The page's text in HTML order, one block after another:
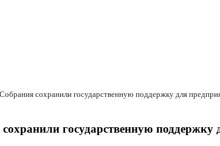
государственную